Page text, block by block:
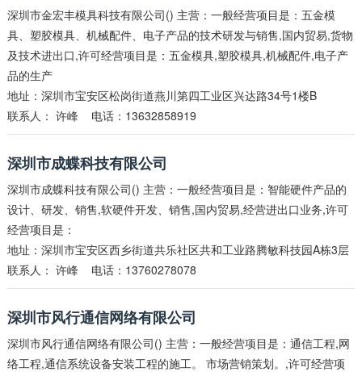
深圳市金宏丰模具科技有限公司() 主营：一般经营项目是：五金模
具、塑胶模具、机械配件、电子产品的技术研发与销售,国内贸易,货物
及技术进出口,许可经营项目是：五金模具,塑胶模具,机械配件,电子产
品的生产
地址：深圳市宝安区松岗街道燕川第四工业区兴达路34号1楼B
联系人： 许峰电话：13632858919
深圳市成蝶科技有限公司
深圳市成蝶科技有限公司() 主营：一般经营项目是：智能硬件产品的
设计、研发、销售,软硬件开发、销售,国内贸易,经营进出口业务,许可
经营项目是：
地址：深圳市宝安区西乡街道共乐社区共和工业路腾敏科技园A栋3层
联系人： 许峰电话：13760278078
深圳市风行通信网络有限公司
深圳市风行通信网络有限公司() 主营：一般经营项目是：通信工程,网
络工程,通信系统设备安装工程的施工。 市场营销策划。,许可经营项